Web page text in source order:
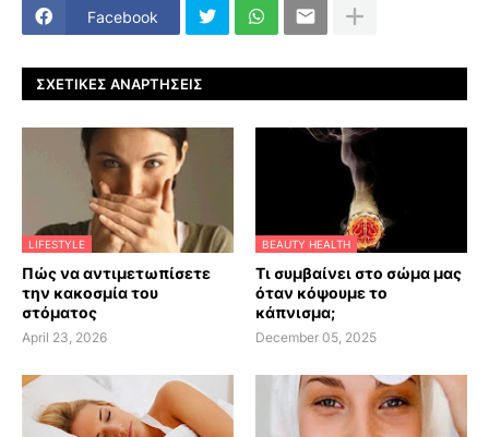
Facebook
ΣΧΕΤΙΚΈΣ ΑΝΑΡΤΉΣΕΙΣ
LIFESTYLE
Πώς να αντιμετωπίσετε
την κακοσμία του
στόματος
April 23, 2026
BEAUTY HEALTH
Τι συμβαίνει στο σώμα μας
όταν κόψουμε το
κάπνισμα;
December 05, 2025